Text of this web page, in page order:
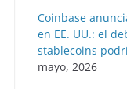
Coinbase
en EE. UU.: el
stablecoins
mayo, 2026